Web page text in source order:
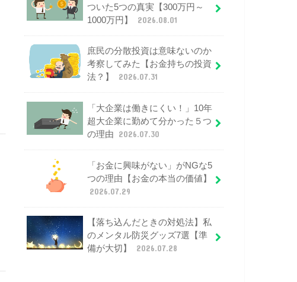
ついた5つの真実【300万円～
1000万円】
2026.08.01
庶民の分散投資は意味ないのか
考察してみた【お金持ちの投資
法？】
2026.07.31
「大企業は働きにくい！」10年
超大企業に勤めて分かった５つ
の理由
2026.07.30
「お金に興味がない」がNGな5
つの理由【お金の本当の価値】
2026.07.29
【落ち込んだときの対処法】私
のメンタル防災グッズ7選【準
備が大切】
2026.07.28